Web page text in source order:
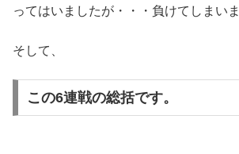
ってはいましたが・・・負けてしまいま
そして、
この6連戦の総括です。